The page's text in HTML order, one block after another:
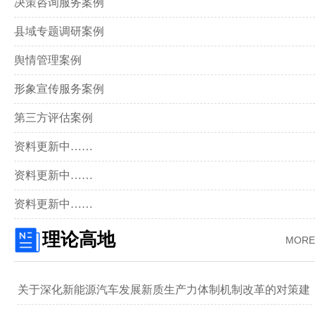
决策咨询服务案例
县域专题调研案例
舆情管理案例
形象宣传服务案例
第三方评估案例
资料更新中……
资料更新中……
资料更新中……
MORE
理论高地
关于深化新能源汽车发展新质生产力体制机制改革的对策建